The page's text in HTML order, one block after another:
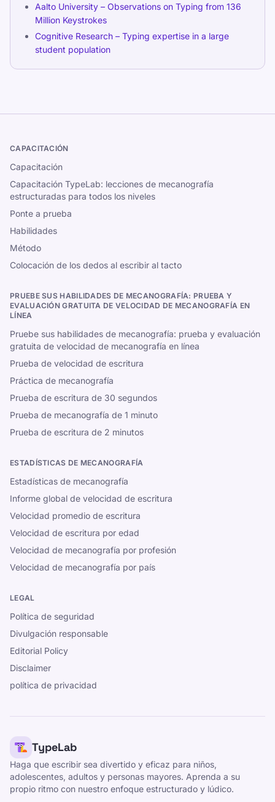
Aalto University – Observations on Typing from 136
Million Keystrokes
Cognitive Research – Typing expertise in a large
student population
CAPACITACIÓN
Capacitación
Capacitación TypeLab: lecciones de mecanografía
estructuradas para todos los niveles
Ponte a prueba
Habilidades
Método
Colocación de los dedos al escribir al tacto
PRUEBE SUS HABILIDADES DE MECANOGRAFÍA: PRUEBA Y
EVALUACIÓN GRATUITA DE VELOCIDAD DE MECANOGRAFÍA EN
LÍNEA
Pruebe sus habilidades de mecanografía: prueba y evaluación
gratuita de velocidad de mecanografía en línea
Prueba de velocidad de escritura
Práctica de mecanografía
Prueba de escritura de 30 segundos
Prueba de mecanografía de 1 minuto
Prueba de escritura de 2 minutos
ESTADÍSTICAS DE MECANOGRAFÍA
Estadísticas de mecanografía
Informe global de velocidad de escritura
Velocidad promedio de escritura
Velocidad de escritura por edad
Velocidad de mecanografía por profesión
Velocidad de mecanografía por país
LEGAL
Política de seguridad
Divulgación responsable
Editorial Policy
Disclaimer
política de privacidad
TypeLab
Haga que escribir sea divertido y eficaz para niños,
adolescentes, adultos y personas mayores. Aprenda a su
propio ritmo con nuestro enfoque estructurado y lúdico.